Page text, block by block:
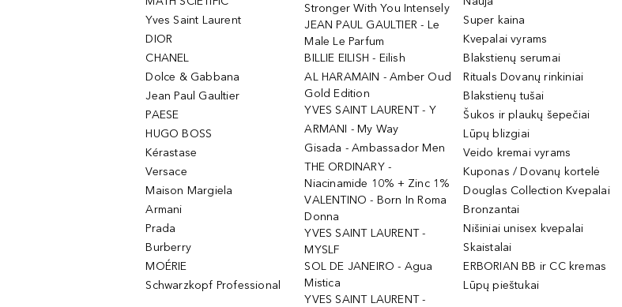
Yves Saint Laurent
DIOR
CHANEL
Dolce & Gabbana
Jean Paul Gaultier
PAESE
HUGO BOSS
Kérastase
Versace
Maison Margiela
Armani
Prada
Burberry
MOÉRIE
Schwarzkopf Professional
Stronger With You Intensely
JEAN PAUL GAULTIER - Le
Male Le Parfum
BILLIE EILISH - Eilish
AL HARAMAIN - Amber Oud
Gold Edition
YVES SAINT LAURENT - Y
ARMANI - My Way
Gisada - Ambassador Men
THE ORDINARY -
Niacinamide 10% + Zinc 1%
VALENTINO - Born In Roma
Donna
YVES SAINT LAURENT -
MYSLF
SOL DE JANEIRO - Agua
Mistica
YVES SAINT LAURENT -
Super kaina
Kvepalai vyrams
Blakstienų serumai
Rituals Dovanų rinkiniai
Blakstienų tušai
Šukos ir plaukų šepečiai
Lūpų blizgiai
Veido kremai vyrams
Kuponas / Dovanų kortelė
Douglas Collection Kvepalai
Bronzantai
Nišiniai unisex kvepalai
Skaistalai
ERBORIAN BB ir CC kremas
Lūpų pieštukai